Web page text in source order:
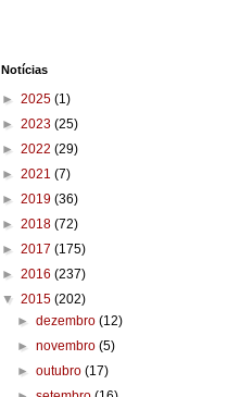
Notícias
► 2025 (1)
► 2023 (25)
► 2022 (29)
► 2021 (7)
► 2019 (36)
► 2018 (72)
► 2017 (175)
► 2016 (237)
▼ 2015 (202)
►dezembro(12)
►novembro(5)
►outubro(17)